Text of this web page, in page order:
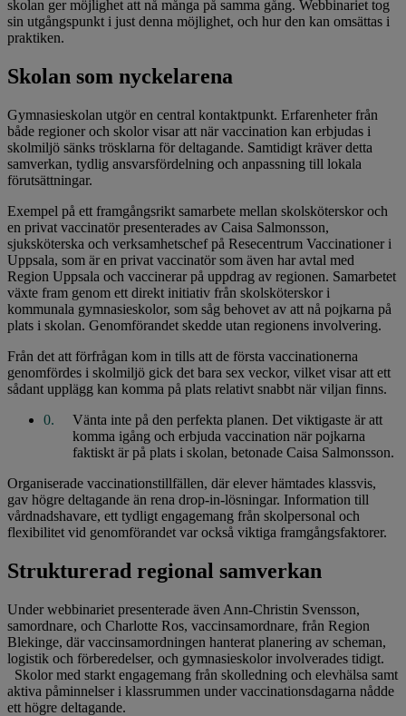
skolan ger möjlighet att nå många på samma gång. Webbinariet tog
sin utgångspunkt i just denna möjlighet, och hur den kan omsättas i
praktiken.
Skolan som nyckelarena
Gymnasieskolan utgör en central kontaktpunkt. Erfarenheter från
både regioner och skolor visar att när vaccination kan erbjudas i
skolmiljö sänks trösklarna för deltagande. Samtidigt kräver detta
samverkan, tydlig ansvarsfördelning och anpassning till lokala
förutsättningar.
Exempel på ett framgångsrikt samarbete mellan skolsköterskor och
en privat vaccinatör presenterades av Caisa Salmonsson,
sjuksköterska och verksamhetschef på Resecentrum Vaccinationer i
Uppsala, som är en privat vaccinatör som även har avtal med
Region Uppsala och vaccinerar på uppdrag av regionen. Samarbetet
växte fram genom ett direkt initiativ från skolsköterskor i
kommunala gymnasieskolor, som såg behovet av att nå pojkarna på
plats i skolan. Genomförandet skedde utan regionens involvering.
Från det att förfrågan kom in tills att de första vaccinationerna
genomfördes i skolmiljö gick det bara sex veckor, vilket visar att ett
sådant upplägg kan komma på plats relativt snabbt när viljan finns.
Vänta inte på den perfekta planen. Det viktigaste är att
komma igång och erbjuda vaccination när pojkarna
faktiskt är på plats i skolan, betonade Caisa Salmonsson.
Organiserade vaccinations­tillfällen, där elever hämtades klassvis,
gav högre deltagande än rena drop-in-lösningar. Information till
vårdnadshavare, ett tydligt engagemang från skolpersonal och
flexibilitet vid genomförandet var också viktiga framgångsfaktorer.
Strukturerad regional samverkan
Under webbinariet presenterade även Ann-Christin Svensson,
samordnare, och Charlotte Ros, vaccinsamordnare, från Region
Blekinge, där vaccinsamordningen hanterat planering av scheman,
logistik och förberedelser, och gymnasieskolor involverades tidigt.
Skolor med starkt engagemang från skolledning och elevhälsa samt
aktiva påminnelser i klassrummen under vaccinationsdagarna nådde
ett högre deltagande.